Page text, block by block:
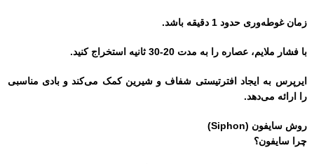
زمان غوطه‌وری حدود 1 دقیقه باشد.
با فشار ملایم، عصاره را به مدت 20-30 ثانیه استخراج کنید.
ایرپرس به ایجاد افترتیستی شفاف و شیرین کمک می‌کند و بادی مناسبی
را ارائه می‌دهد.
روش سایفون (Siphon)
چرا سایفون؟